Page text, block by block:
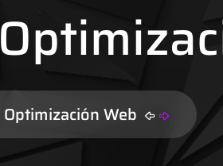
Optimización Web